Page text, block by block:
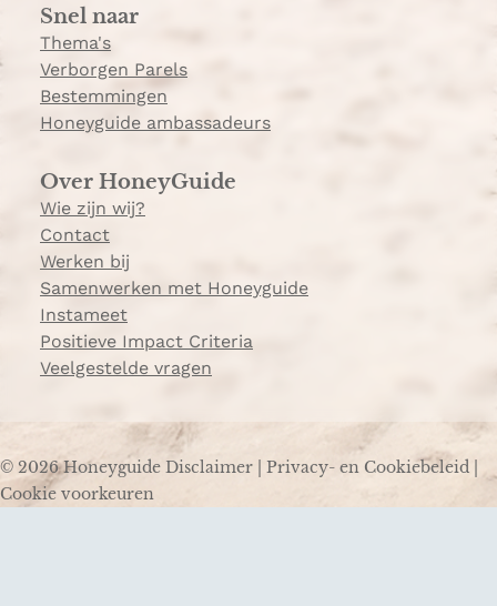
m
Snel naar
Thema's
Verborgen Parels
Bestemmingen
Honeyguide ambassadeurs
Over HoneyGuide
Wie zijn wij?
Contact
Werken bij
Samenwerken met Honeyguide
Instameet
Positieve Impact Criteria
Veelgestelde vragen
© 2026 Honeyguide Disclaimer Privacy- en Cookiebeleid
Cookie voorkeuren